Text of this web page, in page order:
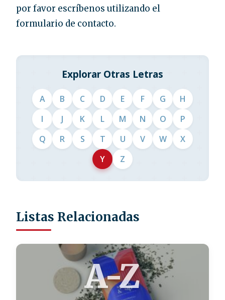
por favor escríbenos utilizando el
formulario de contacto.
Explorar Otras Letras
A B C D E F G
H
I
J K L M N O
P
Q
R S T U V W
X
Y
Z
Listas Relacionadas
A-Z